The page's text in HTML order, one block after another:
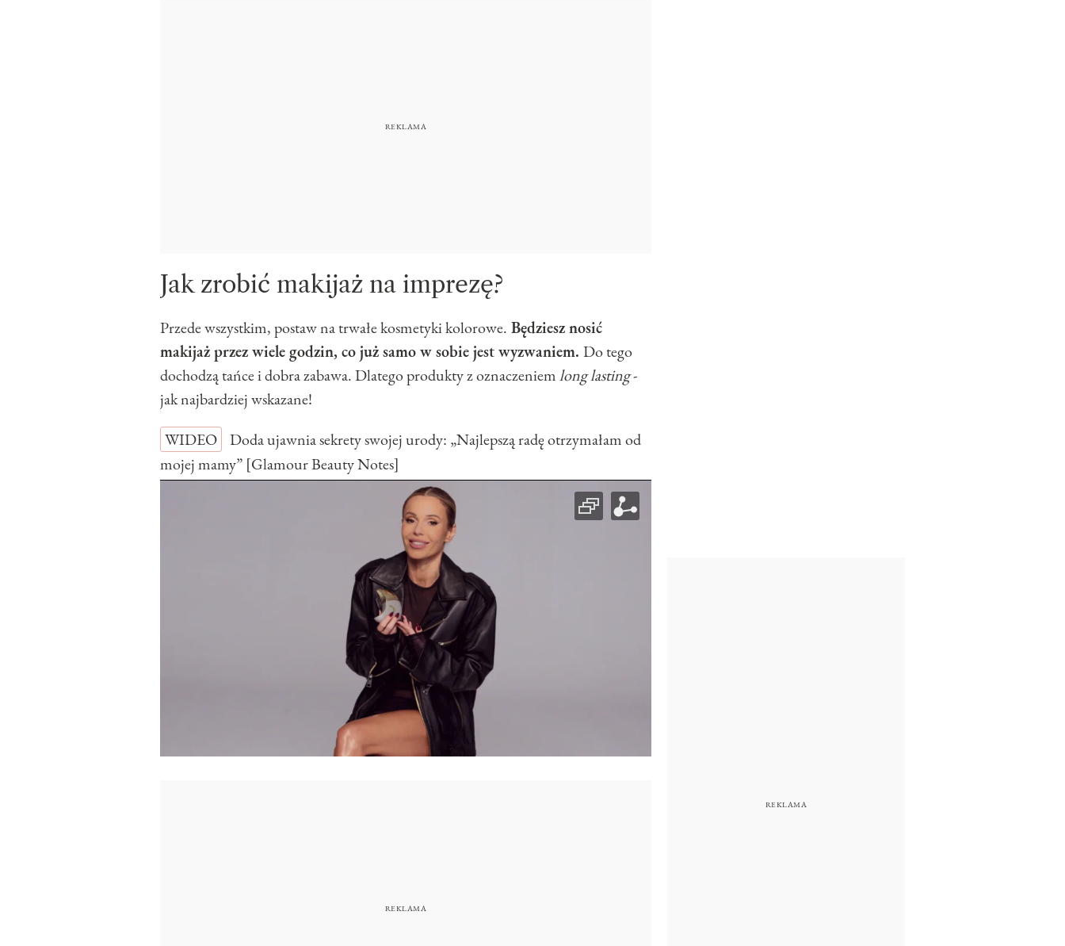
Jak zrobić makijaż na imprezę?
Przede wszystkim, postaw na trwałe kosmetyki kolorowe. Będziesz nosić
makijaż przez wiele godzin, co już samo w sobie jest wyzwaniem. Do tego
dochodzą tańce i dobra zabawa. Dlatego produkty z oznaczeniemlong lasting-
jak najbardziej wskazane!
WIDEO
Doda ujawnia sekrety swojej urody: „Najlepszą radę otrzymałam od
mojej mamy” [Glamour Beauty Notes]